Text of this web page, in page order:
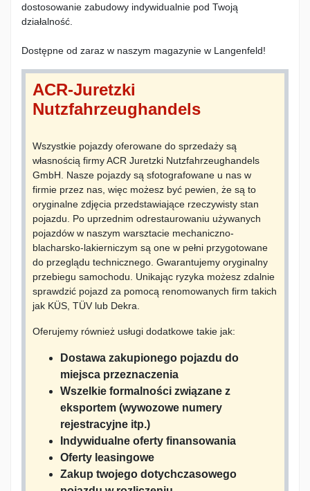
dostosowanie zabudowy indywidualnie pod Twoją
działalność.
Dostępne od zaraz w naszym magazynie w Langenfeld!
ACR-Juretzki
Nutzfahrzeughandels
Wszystkie pojazdy oferowane do sprzedaży są
własnością firmy ACR Juretzki Nutzfahrzeughandels
GmbH. Nasze pojazdy są sfotografowane u nas w
firmie przez nas, więc możesz być pewien, że są to
oryginalne zdjęcia przedstawiające rzeczywisty stan
pojazdu. Po uprzednim odrestaurowaniu używanych
pojazdów w naszym warsztacie mechaniczno-
blacharsko-lakierniczym są one w pełni przygotowane
do przeglądu technicznego. Gwarantujemy oryginalny
przebiegu samochodu. Unikając ryzyka możesz zdalnie
sprawdzić pojazd za pomocą renomowanych firm takich
jak KÜS, TÜV lub Dekra.
Oferujemy również usługi dodatkowe takie jak:
Dostawa zakupionego pojazdu do
miejsca przeznaczenia
Wszelkie formalności związane z
eksportem (wywozowe numery
rejestracyjne itp.)
Indywidualne oferty finansowania
Oferty leasingowe
Zakup twojego dotychczasowego